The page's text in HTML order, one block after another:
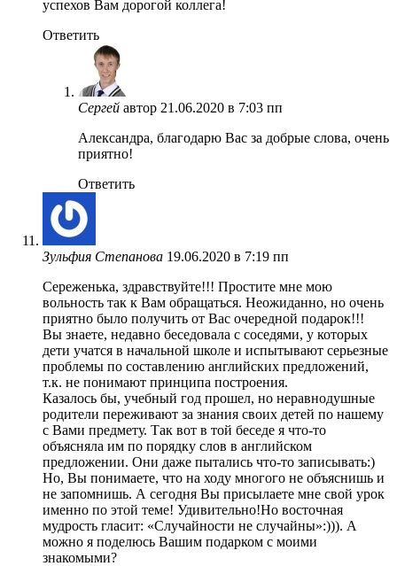
успехов Вам дорогой коллега!
Ответить
Сергей автор 21.06.2020 в 7:03 пп
Александра, благодарю Вас за добрые слова, очень
приятно!
Ответить
Зульфия Степанова 19.06.2020 в 7:19 пп
Сереженька, здравствуйте!!! Простите мне мою
вольность так к Вам обращаться. Неожиданно, но очень
приятно было получить от Вас очередной подарок!!!
Вы знаете, недавно беседовала с соседями, у которых
дети учатся в начальной школе и испытывают серьезные
проблемы по составлению английских предложений,
т.к. не понимают принципа построения.
Казалось бы, учебный год прошел, но неравнодушные
родители переживают за знания своих детей по нашему
с Вами предмету. Так вот в той беседе я что-то
объясняла им по порядку слов в английском
предложении. Они даже пытались что-то записывать:)
Но, Вы понимаете, что на ходу многого не объяснишь и
не запомнишь. А сегодня Вы присылаете мне свой урок
именно по этой теме! Удивительно!Но восточная
мудрость гласит: «Случайности не случайны»:))). А
можно я поделюсь Вашим подарком с моими
знакомыми?